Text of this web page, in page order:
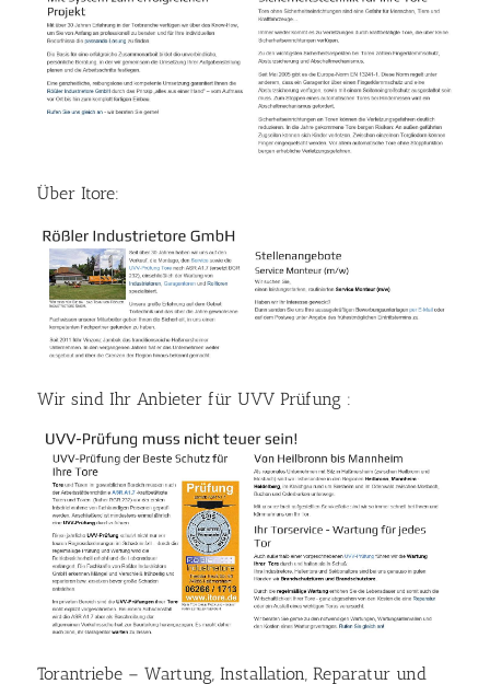
Über Itore:
Wir sind Ihr Anbieter für UVV Prüfung :
Torantriebe – Wartung, Installation, Reparatur und